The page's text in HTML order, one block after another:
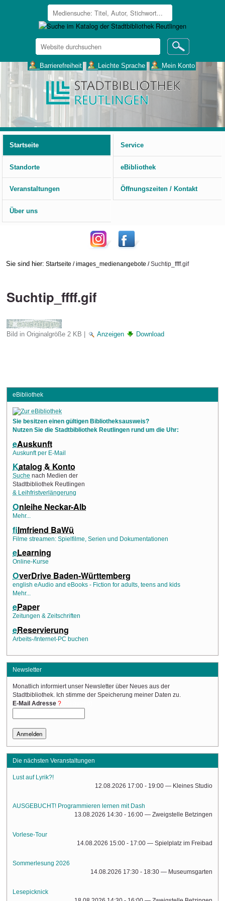
Website
durchsuchen
___Barrierefreiheit ___Leichte Sprache ___Mein Konto
Startseite
Service
Standorte eBibliothek
Veranstaltungen Öffnungszeiten / Kontakt
Über uns
Sie sind hier: Startseite /images_medienangebote /Suchtip_ffff.gif
Suchtip_ffff.gif
Bild in Originalgröße 2 KB | Anzeigen Download
eBibliothek
Sie besitzen einen gültigen Bibliotheksausweis?
Nutzen Sie die Stadtbibliothek Reutlingen rund um die Uhr:
eAuskunft
Auskunft per E-Mail
Katalog & Konto
Suche nach Medien der
Stadtbibliothek Reutlingen
& Leihfristverlängerung
Onleihe Neckar-Alb
Mehr...
filmfriend BaWü
Filme streamen: Spielfilme, Serien und Dokumentationen
eLearning
Online-Kurse
OverDrive Baden-Württemberg
english eAudio and eBooks - Fiction for adults, teens and kids
Mehr...
ePaper
Zeitungen & Zeitschriften
eReservierung
Arbeits-/Internet-PC buchen
Newsletter
Monatlich informiert unser Newsletter über Neues aus der
Stadtbibliothek. Ich stimme der Speicherung meiner Daten zu.
E-Mail Adresse
Die nächsten Veranstaltungen
Lust auf Lyrik?!
12.08.2026 17:00 - 19:00 — Kleines Studio
AUSGEBUCHT! Programmieren lernen mit Dash
13.08.2026 14:30 - 16:00 — Zweigstelle Betzingen
Vorlese-Tour
14.08.2026 15:00 - 17:00 — Spielplatz im Freibad
Sommerlesung 2026
14.08.2026 17:30 - 18:30 — Museumsgarten
Lesepicknick